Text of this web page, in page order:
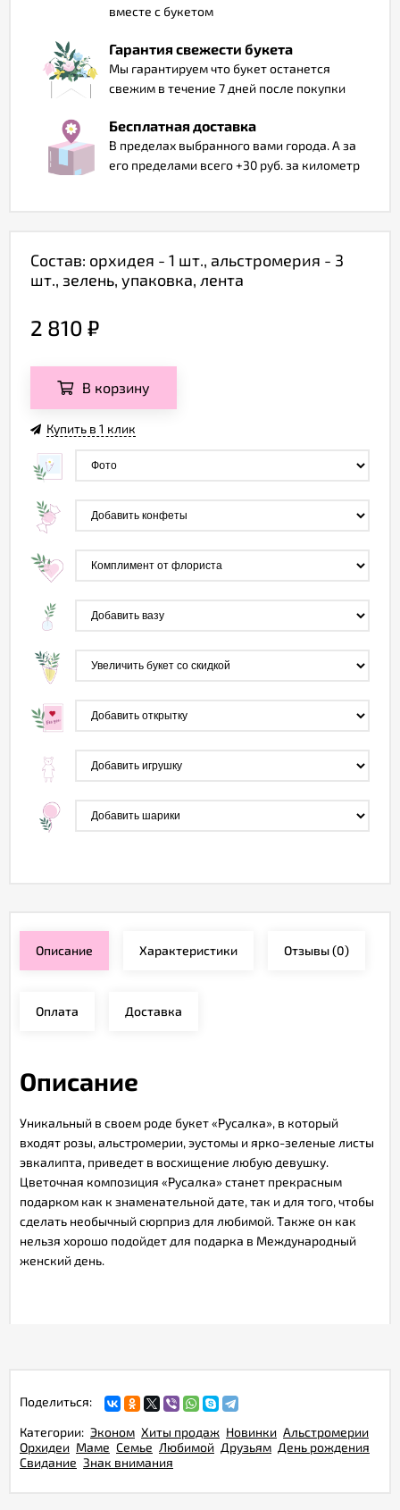
вместе с букетом
Гарантия свежести букета
Мы гарантируем что букет останется
свежим в течение 7 дней после покупки
Бесплатная доставка
В пределах выбранного вами города. А за
его пределами всего +30 руб. за километр
Состав: орхидея - 1 шт., альстромерия - 3
шт., зелень, упаковка, лента
2 810 ₽
В корзину
Купить в 1 клик
Описание Характеристики Отзывы(0)
Оплата Доставка
Описание
Уникальный в своем роде букет «Русалка», в который
входят розы, альстромерии, эустомы и ярко-зеленые листы
эвкалипта, приведет в восхищение любую девушку.
Цветочная композиция «Русалка» станет прекрасным
подарком как к знаменательной дате, так и для того, чтобы
сделать необычный сюрприз для любимой. Также он как
нельзя хорошо подойдет для подарка в Международный
женский день.
Поделиться:
Категории: Эконом Хиты продаж Новинки Альстромерии
Орхидеи Маме Семье Любимой Друзьям День рождения
Свидание Знак внимания